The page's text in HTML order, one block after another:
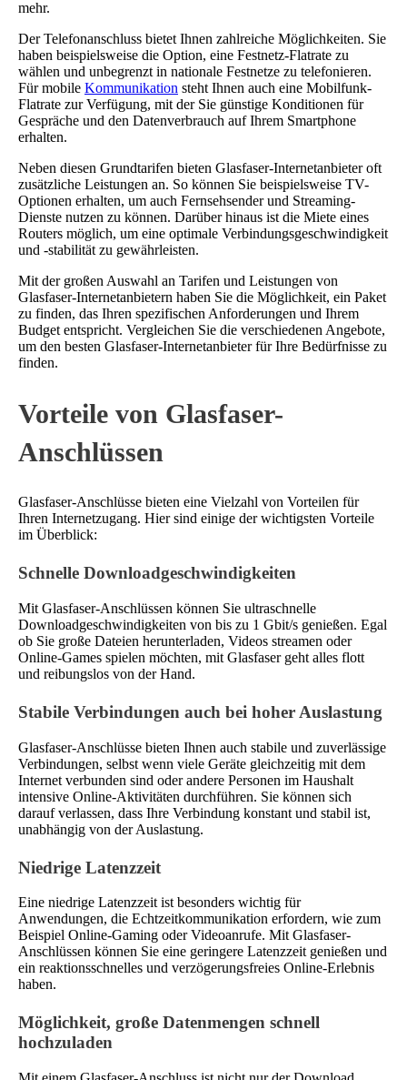
mehr.
Der Telefonanschluss bietet Ihnen zahlreiche Möglichkeiten. Sie
haben beispielsweise die Option, eine Festnetz-Flatrate zu
wählen und unbegrenzt in nationale Festnetze zu telefonieren.
Für mobile Kommunikation steht Ihnen auch eine Mobilfunk-
Flatrate zur Verfügung, mit der Sie günstige Konditionen für
Gespräche und den Datenverbrauch auf Ihrem Smartphone
erhalten.
Neben diesen Grundtarifen bieten Glasfaser-Internetanbieter oft
zusätzliche Leistungen an. So können Sie beispielsweise TV-
Optionen erhalten, um auch Fernsehsender und Streaming-
Dienste nutzen zu können. Darüber hinaus ist die Miete eines
Routers möglich, um eine optimale Verbindungsgeschwindigkeit
und -stabilität zu gewährleisten.
Mit der großen Auswahl an Tarifen und Leistungen von
Glasfaser-Internetanbietern haben Sie die Möglichkeit, ein Paket
zu finden, das Ihren spezifischen Anforderungen und Ihrem
Budget entspricht. Vergleichen Sie die verschiedenen Angebote,
um den besten Glasfaser-Internetanbieter für Ihre Bedürfnisse zu
finden.
Vorteile von Glasfaser-
Anschlüssen
Glasfaser-Anschlüsse bieten eine Vielzahl von Vorteilen für
Ihren Internetzugang. Hier sind einige der wichtigsten Vorteile
im Überblick:
Schnelle Downloadgeschwindigkeiten
Mit Glasfaser-Anschlüssen können Sie ultraschnelle
Downloadgeschwindigkeiten von bis zu 1 Gbit/s genießen. Egal
ob Sie große Dateien herunterladen, Videos streamen oder
Online-Games spielen möchten, mit Glasfaser geht alles flott
und reibungslos von der Hand.
Stabile Verbindungen auch bei hoher Auslastung
Glasfaser-Anschlüsse bieten Ihnen auch stabile und zuverlässige
Verbindungen, selbst wenn viele Geräte gleichzeitig mit dem
Internet verbunden sind oder andere Personen im Haushalt
intensive Online-Aktivitäten durchführen. Sie können sich
darauf verlassen, dass Ihre Verbindung konstant und stabil ist,
unabhängig von der Auslastung.
Niedrige Latenzzeit
Eine niedrige Latenzzeit ist besonders wichtig für
Anwendungen, die Echtzeitkommunikation erfordern, wie zum
Beispiel Online-Gaming oder Videoanrufe. Mit Glasfaser-
Anschlüssen können Sie eine geringere Latenzzeit genießen und
ein reaktionsschnelles und verzögerungsfreies Online-Erlebnis
haben.
Möglichkeit, große Datenmengen schnell
hochzuladen